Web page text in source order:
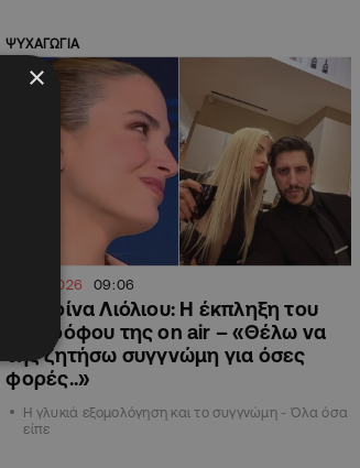
ΨΥΧΑΓΩΓΙΑ
29.05.2026 09:06
Κατερίνα Λιόλιου: Η έκπληξη του
συντρόφου της on air – «Θέλω να
της ζητήσω συγγνώμη για όσες
φορές..»
Η γλυκιά εξομολόγηση και το συγγνώμη - Όλα όσα
είπε
×